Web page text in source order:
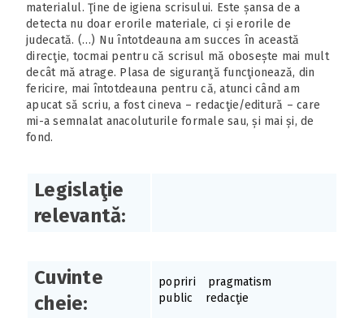
materialul. Ţine de igiena scrisului. Este șansa de a
detecta nu doar erorile materiale, ci și erorile de
judecată. (…) Nu întotdeauna am succes în această
direcţie, tocmai pentru că scrisul mă obosește mai mult
decât mă atrage. Plasa de siguranţă funcţionează, din
fericire, mai întotdeauna pentru că, atunci când am
apucat să scriu, a fost cineva – redacţie/editură – care
mi-a semnalat anacoluturile formale sau, și mai și, de
fond.
Legislaţie
relevantă:
Cuvinte
cheie:
popriri
pragmatism
public
redacţie